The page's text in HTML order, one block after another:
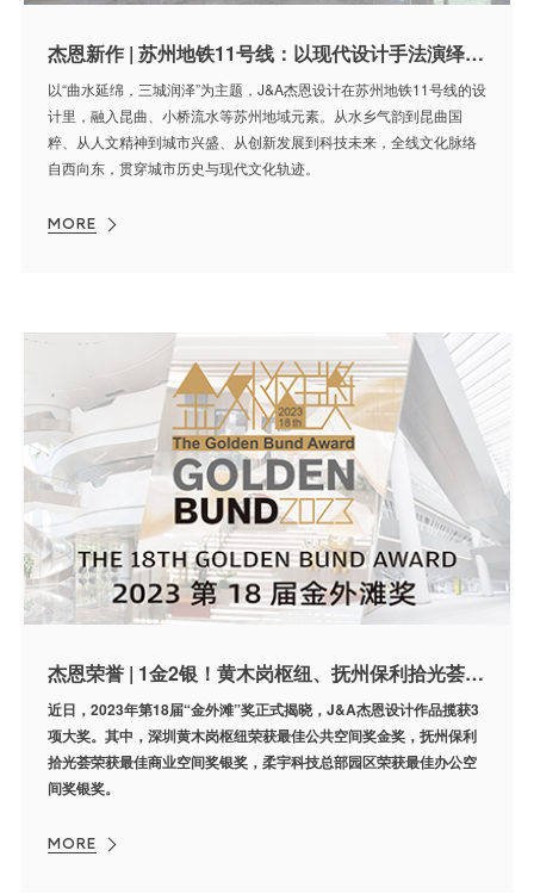
杰恩新作 | 苏州地铁11号线：以现代设计手法演绎水乡文化脉络
以“曲水延绵，三城润泽”为主题，J&A杰恩设计在苏州地铁11号线的设
计里，融入昆曲、小桥流水等苏州地域元素。从水乡气韵到昆曲国
粹、从人文精神到城市兴盛、从创新发展到科技未来，全线文化脉络
自西向东，贯穿城市历史与现代文化轨迹。
MORE
杰恩荣誉 | 1金2银！黄木岗枢纽、抚州保利拾光荟、柔宇科技总部获2023金外滩奖
近日，2023年第18届“金外滩”奖正式揭晓，J&A杰恩设计作品揽获3
项大奖。其中，深圳黄木岗枢纽荣获最佳公共空间奖金奖，抚州保利
拾光荟荣获最佳商业空间奖银奖，柔宇科技总部园区荣获最佳办公空
间奖银奖。
MORE